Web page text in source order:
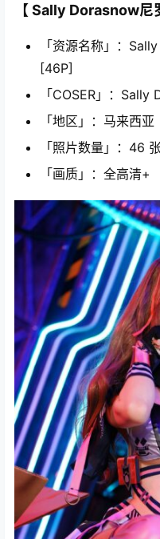
【Sally Dorasnow尼
「资源名称」：
[46P]
「COSER」：Sally
「地区」：马来西亚
「照片数量」：46
「画质」：全高清+